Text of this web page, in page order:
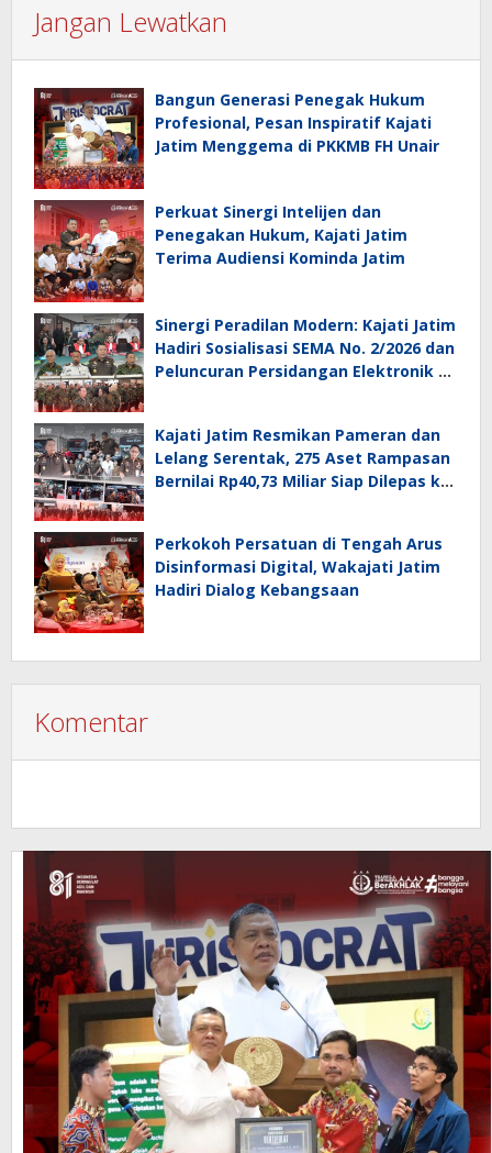
Jangan Lewatkan
Bangun Generasi Penegak Hukum
Profesional, Pesan Inspiratif Kajati
Jatim Menggema di PKKMB FH Unair
Perkuat Sinergi Intelijen dan
Penegakan Hukum, Kajati Jatim
Terima Audiensi Kominda Jatim
Sinergi Peradilan Modern: Kajati Jatim
Hadiri Sosialisasi SEMA No. 2/2026 dan
Peluncuran Persidangan Elektronik di
Kajati Jatim Resmikan Pameran dan
Lelang Serentak, 275 Aset Rampasan
Bernilai Rp40,73 Miliar Siap Dilepas ke
Perkokoh Persatuan di Tengah Arus
Disinformasi Digital, Wakajati Jatim
Hadiri Dialog Kebangsaan
Komentar